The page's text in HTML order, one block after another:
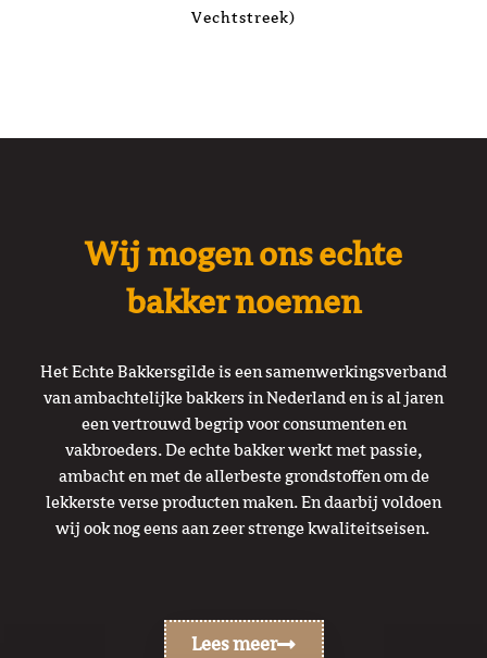
Vechtstreek)
Wij mogen ons echte
bakker noemen
Het Echte Bakkersgilde is een samenwerkingsverband
van ambachtelijke bakkers in Nederland en is al jaren
een vertrouwd begrip voor consumenten en
vakbroeders. De echte bakker werkt met passie,
ambacht en met de allerbeste grondstoffen om de
lekkerste verse producten maken. En daarbij voldoen
wij ook nog eens aan zeer strenge kwaliteitseisen.
Lees meer